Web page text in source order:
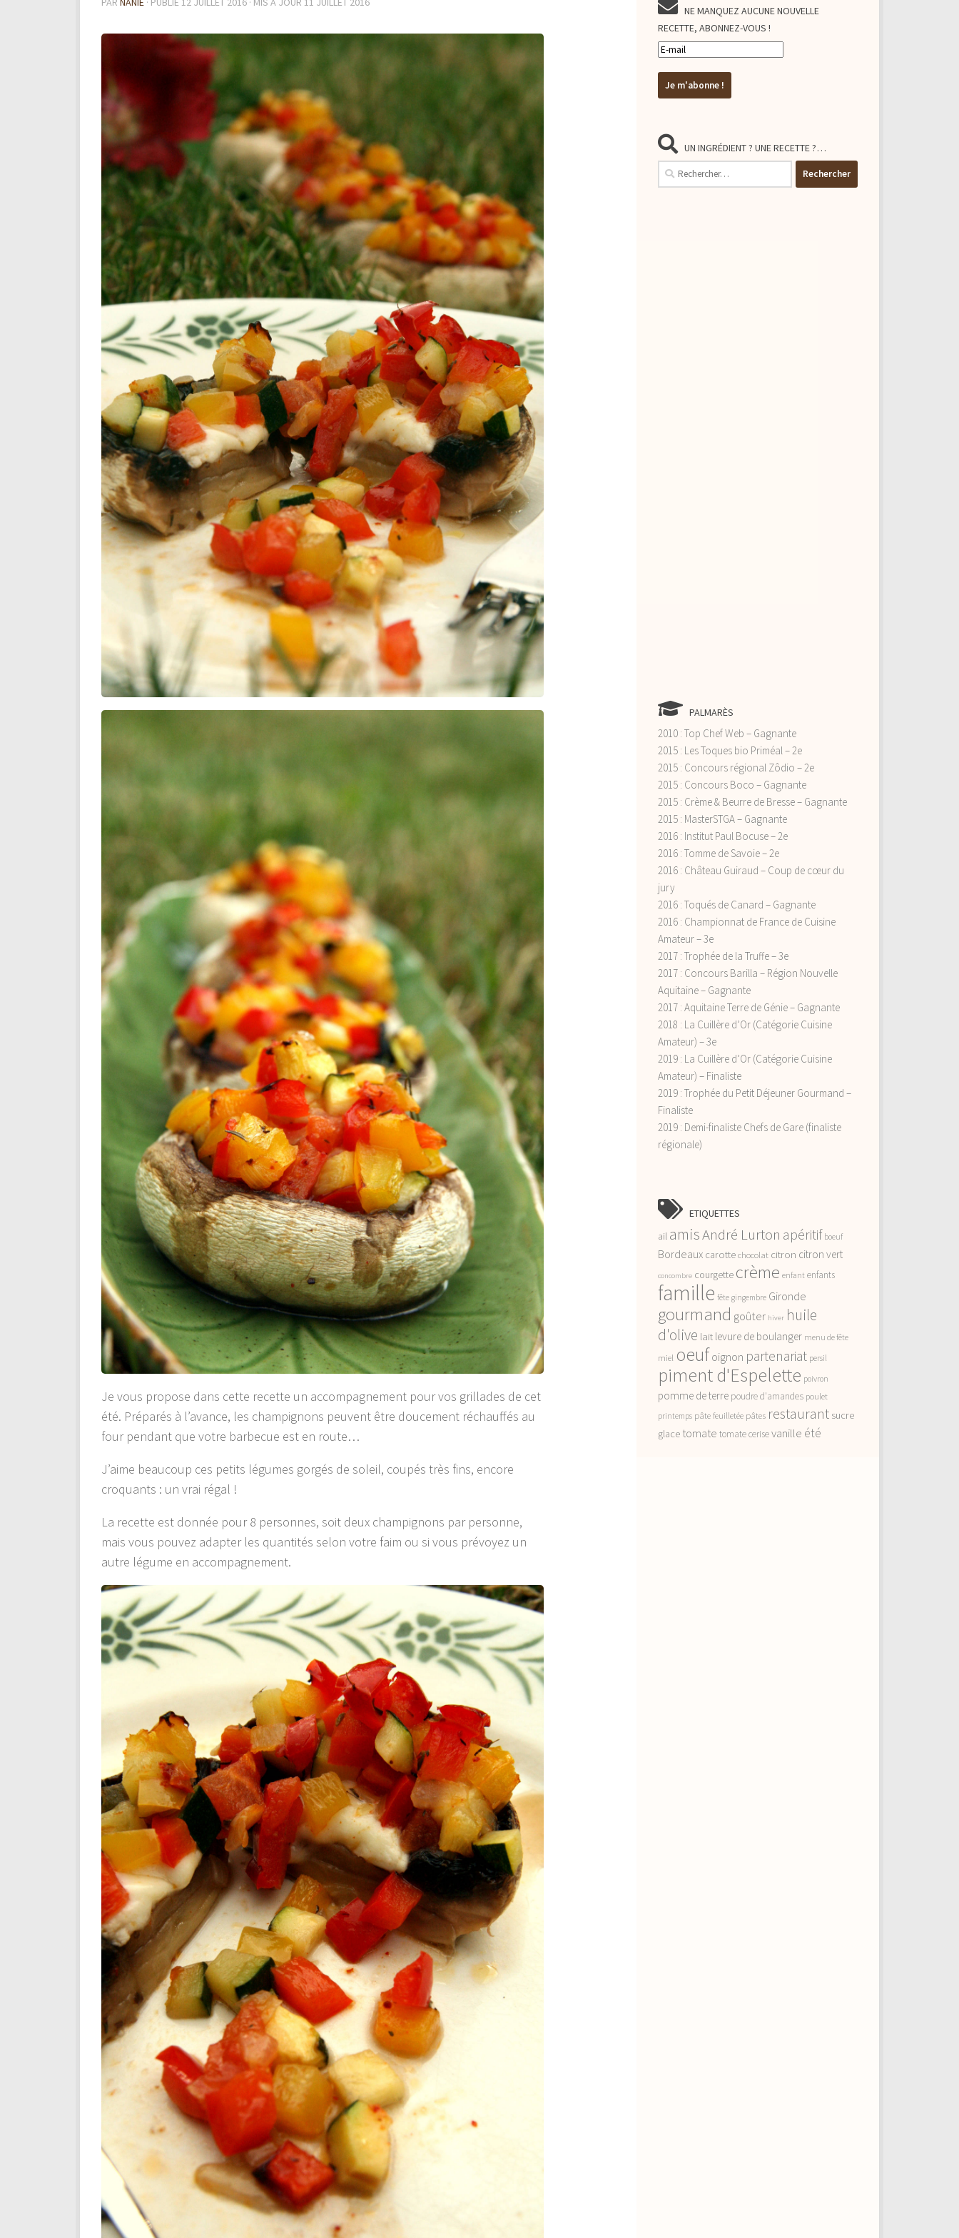
Je vous propose dans cette recette un accompagnement pour vos grillades de cet
été. Préparés à l’avance, les champignons peuvent être doucement réchauffés au
four pendant que votre barbecue est en route…
J’aime beaucoup ces petits légumes gorgés de soleil, coupés très fins, encore
croquants : un vrai régal !
La recette est donnée pour 8 personnes, soit deux champignons par personne,
mais vous pouvez adapter les quantités selon votre faim ou si vous prévoyez un
autre légume en accompagnement.
NE MANQUEZ AUCUNE NOUVELLE
RECETTE, ABONNEZ-VOUS !
UN INGRÉDIENT ? UNE RECETTE ?…
Rechercher :
PALMARÈS
2010 : Top Chef Web – Gagnante
2015 : Les Toques bio Priméal – 2e
2015 : Concours régional Zôdio – 2e
2015 : Concours Boco – Gagnante
2015 : Crème & Beurre de Bresse – Gagnante
2015 : MasterSTGA – Gagnante
2016 : Institut Paul Bocuse – 2e
2016 : Tomme de Savoie – 2e
2016 : Château Guiraud – Coup de cœur du
jury
2016 : Toqués de Canard – Gagnante
2016 : Championnat de France de Cuisine
Amateur – 3e
2017 : Trophée de la Truffe – 3e
2017 : Concours Barilla – Région Nouvelle
Aquitaine – Gagnante
2017 : Aquitaine Terre de Génie – Gagnante
2018 : La Cuillère d’Or (Catégorie Cuisine
Amateur) – 3e
2019 : La Cuillère d’Or (Catégorie Cuisine
Amateur) – Finaliste
2019 : Trophée du Petit Déjeuner Gourmand –
Finaliste
2019 : Demi-finaliste Chefs de Gare (finaliste
régionale)
ETIQUETTES
ail amisAndré Lurton apéritif boeuf
Bordeaux carottechocolat citron citron vert
concombre courgette crème enfant enfants
famille fête gingembre Gironde
gourmand goûter hiver huile
d'olive lait levure de boulanger menu de fête
miel oeuf oignon partenariat persil
piment d'Espelette poivron
pomme de terre poudre d'amandes poulet
printemps pâte feuilletée pâtes restaurant sucre
glace tomate tomate cerisevanille été